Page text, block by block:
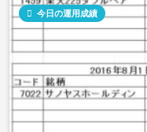
 今日の運用成績